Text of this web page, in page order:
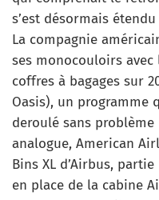
s’est désormais
La compagnie
ses monocouloirs
coffres à bagages sur
Oasis), un programme
deroulé sans problème
analogue, American
Bins XL d’Airbus,
en place de la cabine